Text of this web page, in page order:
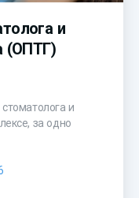
и
(ОПТГ)
и
за одно